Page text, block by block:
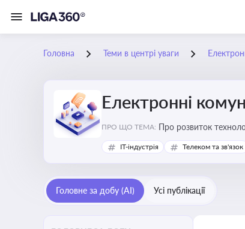
Головна Теми в центрі уваги
Електронні
ПРО ЩО ТЕМА: Про розвиток
IT-індустрія Телеком та зв'язок
Головне за добу (AI) Усі публікації